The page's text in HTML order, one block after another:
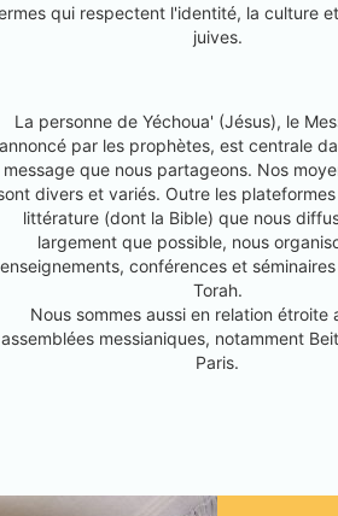
qui respectent l'identité, la culture
juives.
La personne de Yéchoua' (Jésus), le
annoncé par les prophètes, est centrale
message que nous partageons. Nos
divers et variés. Outre les
littérature (dont la Bible) que nous
largement que possible, nous
enseignements, conférences et
Torah.
Nous sommes aussi en relation étroite
assemblées messianiques, notamment
Paris.